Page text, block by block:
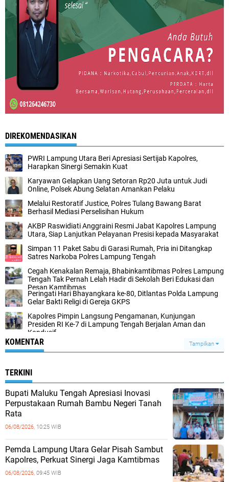
DIREKOMENDASIKAN
PWRI Lampung Utara Beri Apresiasi Sertijab Kapolres,
Harapkan Sinergi Semakin Kuat
Karyawan Gelapkan Uang Setoran Rp20 Juta untuk Judi
Online, Polsek Abung Selatan Amankan Pelaku
Melalui Restoratif Justice, Polres Tulang Bawang Barat
Berhasil Mediasi Perselisihan Hukum
AKBP Raswidiati Anggraini Resmi Jabat Kapolres Lampung
Utara, Siap Lanjutkan Pelayanan Presisi kepada Masyarakat
Simpan 11 Paket Sabu di Garasi Rumah, Pria ini Ditangkap
Satres Narkoba Polres Lampung Tengah
Cegah Kenakalan Remaja, Bhabinkamtibmas Polres Lampung
Tengah Tak Pernah Lelah Hadir di Sekolah Beri Edukasi dan
Pesan Kamtibmas
Peringati Hari Bhayangkara ke-80, Ditlantas Polda Lampung
Gelar Bakti Religi di Gereja GKPS
Kapolres Pimpin Langsung Pengamanan, Kunjungan
Presiden RI Ke-7 di Lampung Tengah Berjalan Aman dan
Kondusif
KOMENTAR Tampilkan
TERKINI
Bupati Maluku Tengah Apresiasi Inovasi
Perpustakaan Rumah Bambu Negeri Tanah
Rata
06/08/2026, 10:25 WIB
Pemda Lampung Utara Gelar Pisah Sambut
Kapolres, Perkuat Sinergi Jaga Kamtibmas
06/08/2026, 09:45 WIB